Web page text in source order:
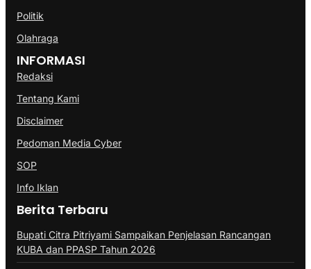
Politik
Olahraga
INFORMASI
Redaksi
Tentang Kami
Disclaimer
Pedoman Media Cyber
SOP
Info Iklan
Berita Terbaru
Bupati Citra Pitriyami Sampaikan Penjelasan Rancangan
KUBA dan PPASP Tahun 2026